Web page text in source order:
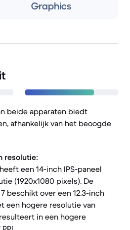
Graphics
beide apparaten biedt
afhankelijk van het beoogde
resolutie:
een 14-inch IPS-paneel
(1920x1080 pixels). De
beschikt over een 12.3-inch
een hogere resolutie van
in een hogere